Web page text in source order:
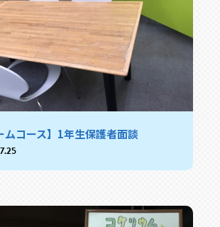
ムコース】1年生保護者面談